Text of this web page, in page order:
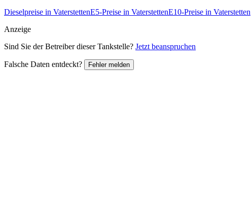
Dieselpreise in VaterstettenE5-Preise in VaterstettenE10-Preise in Vaterstetten
Anzeige
Sind Sie der Betreiber dieser Tankstelle? Jetzt beanspruchen
Falsche Daten entdeckt? Fehler melden